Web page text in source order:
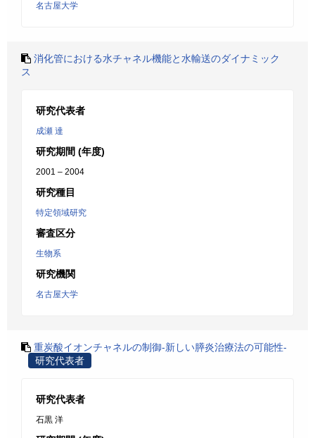
名古屋大学
消化管における水チャネル機能と水輸送のダイナミック
ス
研究代表者
成瀬 達
研究期間 (年度)
2001 – 2004
研究種目
特定領域研究
審査区分
生物系
研究機関
名古屋大学
重炭酸イオンチャネルの制御-新しい膵炎治療法の可能性-
研究代表者
研究代表者
石黒 洋